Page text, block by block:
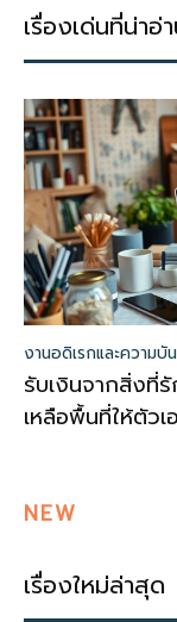
เรื่องเด่นที่น่าอ่
งานอดิเรกและความบั
รับเงินจากสิ่งที่
เหลือพื้นที่ให้ตัวเ
NEW
เรื่องใหม่ล่าสุด